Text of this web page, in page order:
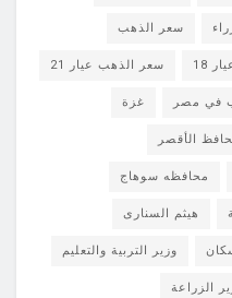
سعر الذهب
18 سعر الذهب عيار 21
في مصر غزة
الأقصر
محافظه سوهاج
هيثم السنارى
وزير التربية والتعليم
الزراعة